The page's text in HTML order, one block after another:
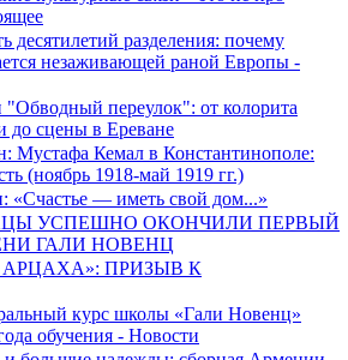
десятилетий разделения: почему
незаживающей раной Европы -
"Обводный переулок": от колорита
до сцены в Ереване
Мустафа Кемал в Константинополе:
(ноябрь 1918-май 1919 гг.)
«Счастье — иметь свой дом...»
УСПЕШНО ОКОНЧИЛИ ПЕРВЫЙ
ГАЛИ НОВЕНЦ
АРЦАХА»: ПРИЗЫВ К
курс школы «Гали Новенц»
обучения - Новости